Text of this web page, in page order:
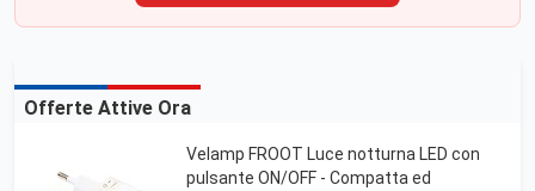
Offerte Attive Ora
Velamp FROOT Luce notturna LED con
pulsante ON/OFF - Compatta ed